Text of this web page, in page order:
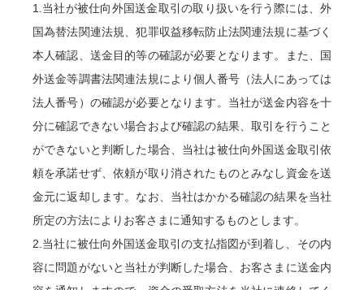
1.当社が被仕向外国送金取引の取り扱いを行う際には、外
国為替法関連法規、犯罪収益移転防止法関連法規に基づく
本人確認、送金目的等の確認が必要となります。また、国
外送金等調書法関連法規により個人番号（法人にあっては
法人番号）の確認が必要となります。当社が送金内容を十
分に確認できない場合および確認の結果、取引を行うこと
ができないと判断した場合、当社は被仕向外国送金取引依
頼を承諾せず、依頼が取り消されたものとみなし資金を送
金元に返却します。なお、当社はかかる確認の結果を当社
所定の方法によりお客さまに通知するものとします。
2.当社に被仕向外国送金取引の支払指図が到着し、その内
容に問題がないと当社が判断した場合、お客さまに送金内